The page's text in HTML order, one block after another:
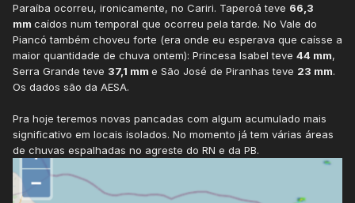
Paraíba ocorreu, ironicamente, no Cariri. Taperoá teve 66,3
mm caídos num temporal que ocorreu pela tarde. No Vale do
Piancó também choveu forte (era onde eu esperava que caísse a
maior quantidade de chuva ontem): Princesa Isabel teve 44 mm,
Serra Grande teve 37,1 mm e São José de Piranhas teve 23 mm.
Os dados são da AESA.
Pra hoje teremos novas pancadas com algum acumulado mais
significativo em locais isolados. No momento já tem várias áreas
de chuvas espalhadas no agreste do RN e da PB.